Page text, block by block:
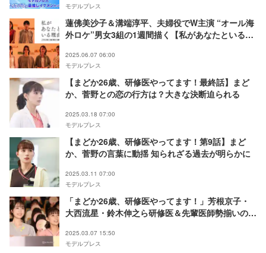
モデルプレス
蓮佛美沙子＆溝端淳平、夫婦役でW主演 “オール海
外ロケ”男⼥3組の1週間描く【私があなたといる理
2025.06.07 06:00
モデルプレス
【まどか26歳、研修医やってます！最終話】まど
か、菅野との恋の行方は？大きな決断迫られる
2025.03.18 07:00
モデルプレス
【まどか26歳、研修医やってます！第9話】まど
か、菅野の言葉に動揺 知られざる過去が明らかに
2025.03.11 07:00
モデルプレス
「まどか26歳、研修医やってます！」芳根京子・
大西流星・鈴木伸之ら研修医＆先輩医師勢揃いのプ
2025.03.07 15:50
モデルプレス